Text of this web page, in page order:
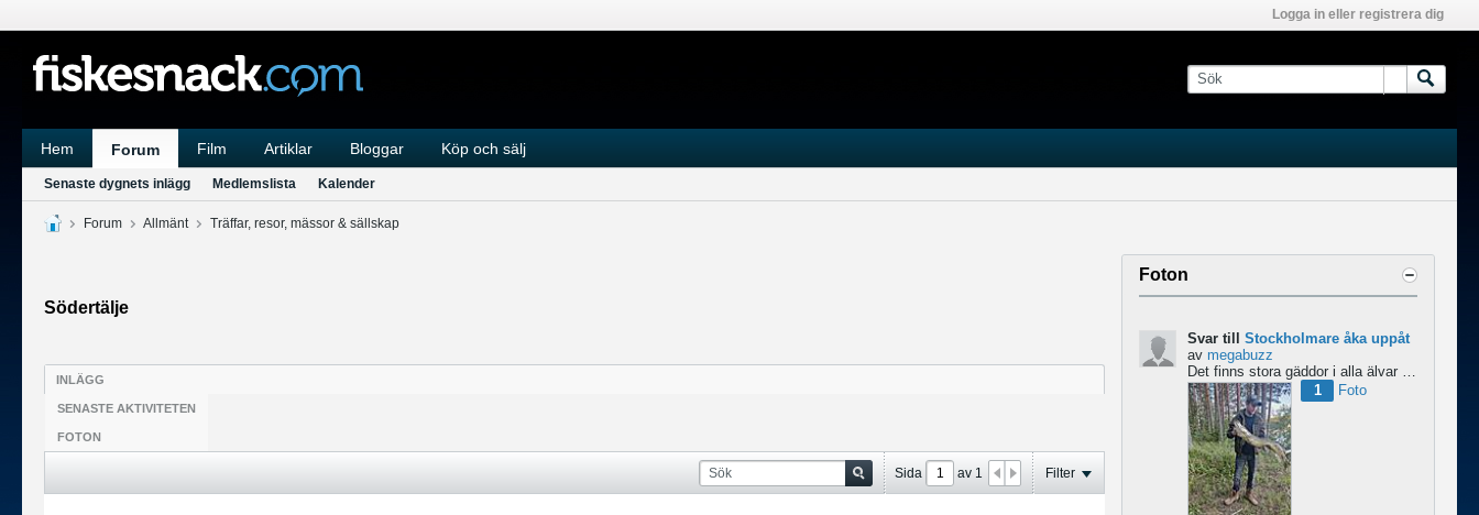
Logga in eller registrera dig
Hem Forum Film Artiklar Bloggar Köp och sälj
Senaste dygnets inlägg Medlemslista Kalender
Forum Allmänt Träffar, resor, mässor & sällskap
Södertälje
INLÄGG
SENASTE AKTIVITETEN
FOTON
Sida av 1 Filter
Foton
Svar till Stockholmare åka uppåt
av megabuzz
Det finns stora gäddor i alla älvar och sjöar uppe i Norrland skulle jag säga. har själv fiskat mycket...
1
Foto